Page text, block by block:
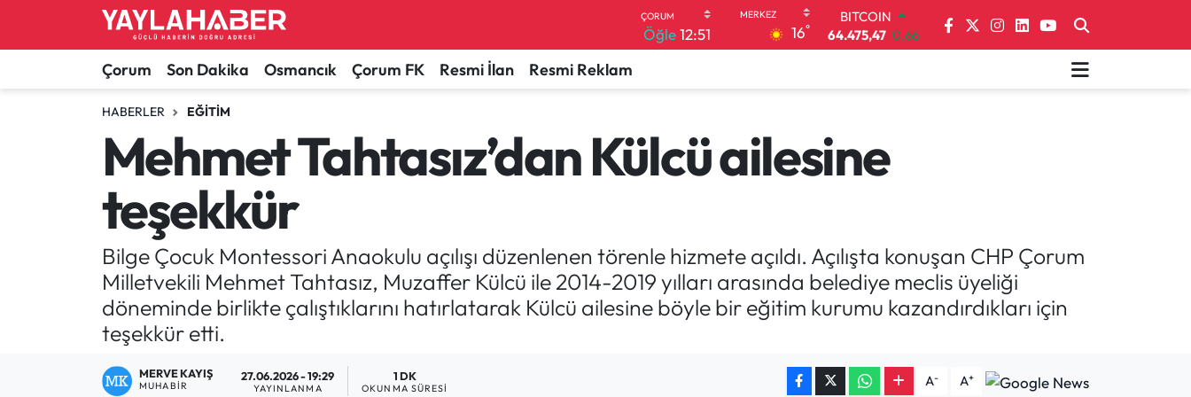
Öğle12:51 16°
64.475,47
0.66
DOLAR
64,2534
GRAM ALTIN
6527.85 0.54
Çorum Son Dakika Osmancık Çorum FK Resmi İlan Resmi Reklam
HABERLER EĞITIM
Mehmet Tahtasız’dan Külcü ailesine
teşekkür
Bilge Çocuk Montessori Anaokulu açılışı düzenlenen törenle hizmete açıldı. Açılışta konuşan CHP Çorum
Milletvekili Mehmet Tahtasız, Muzaffer Külcü ile 2014-2019 yılları arasında belediye meclis üyeliği
döneminde birlikte çalıştıklarını hatırlatarak Külcü ailesine böyle bir eğitim kurumu kazandırdıkları için
teşekkür etti.
MERVE KAYIŞ
MUHABIR
27.06.2026 - 19:29
YAYINLANMA
1 DK
OKUNMA SÜRESI A- A+
Alaca Haberleri
Bayat Haberleri
Bilgi - Keşfet Haberleri
Bilim ve Teknoloji
Boğazkale Haberleri
Çorum Haberleri
Çorum Son Dakika Haberleri
Dodurga Haberleri
Çorum Nöbetçi Eczaneler
Çorum Hava Durumu
Çorum Namaz Vakitleri
Çorum Trafik Yoğunluk Haritası
TFF 1.Lig Puan Durumu ve Fikstür
Tüm Manşetler
Son Dakika Haberleri
Haber Arşivi